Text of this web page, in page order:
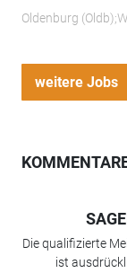
Oldenburg
weitere Jobs
Die qualifizierte
ist